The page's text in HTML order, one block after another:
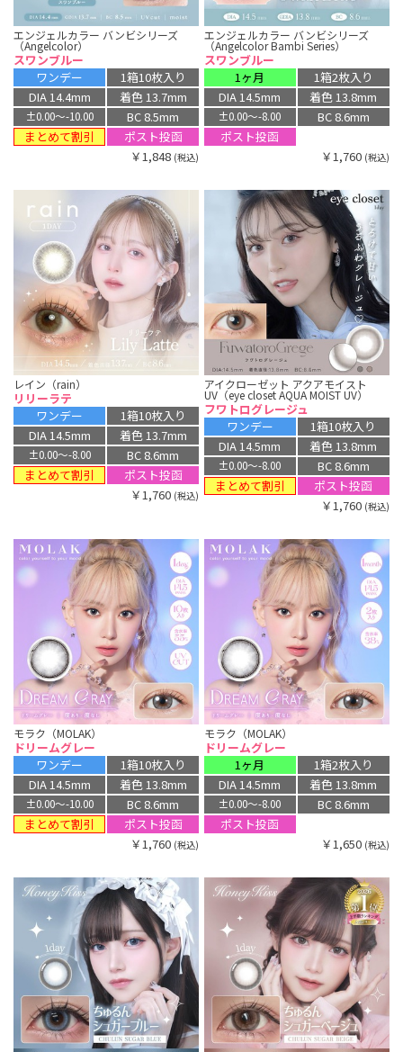
エンジェルカラー バンビシリーズ
（Angelcolor）
スワンブルー
ワンデー
1箱10枚入り
DIA 14.4mm
着色 13.7mm
±0.00〜-10.00
BC 8.5mm
まとめて割引
ポスト投函
￥1,848 (税込)
エンジェルカラー バンビシリーズ
（Angelcolor Bambi Series）
スワンブルー
1ヶ月
1箱2枚入り
DIA 14.5mm
着色 13.8mm
±0.00〜-8.00
BC 8.6mm
ポスト投函
￥1,760 (税込)
レイン（rain）
リリーラテ
ワンデー
1箱10枚入り
DIA 14.5mm
着色 13.7mm
±0.00〜-8.00
BC 8.6mm
まとめて割引
ポスト投函
￥1,760 (税込)
アイクローゼット アクアモイスト
UV（eye closet AQUA MOIST UV）
フワトログレージュ
ワンデー
1箱10枚入り
DIA 14.5mm
着色 13.8mm
±0.00〜-8.00
BC 8.6mm
まとめて割引
ポスト投函
￥1,760 (税込)
モラク（MOLAK）
ドリームグレー
ワンデー
1箱10枚入り
DIA 14.5mm
着色 13.8mm
±0.00〜-10.00
BC 8.6mm
まとめて割引
ポスト投函
￥1,760 (税込)
モラク（MOLAK）
ドリームグレー
1ヶ月
1箱2枚入り
DIA 14.5mm
着色 13.8mm
±0.00〜-8.00
BC 8.6mm
ポスト投函
￥1,650 (税込)